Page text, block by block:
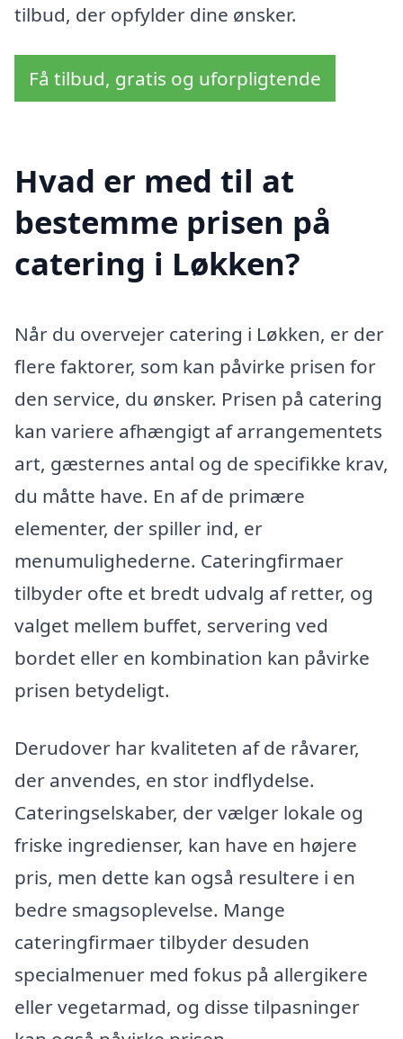
tilbud, der opfylder dine ønsker.
Få tilbud, gratis og uforpligtende
Hvad er med til at
bestemme prisen på
catering i Løkken?
Når du overvejer catering i Løkken, er der
flere faktorer, som kan påvirke prisen for
den service, du ønsker. Prisen på catering
kan variere afhængigt af arrangementets
art, gæsternes antal og de specifikke krav,
du måtte have. En af de primære
elementer, der spiller ind, er
menumulighederne. Cateringfirmaer
tilbyder ofte et bredt udvalg af retter, og
valget mellem buffet, servering ved
bordet eller en kombination kan påvirke
prisen betydeligt.
Derudover har kvaliteten af de råvarer,
der anvendes, en stor indflydelse.
Cateringselskaber, der vælger lokale og
friske ingredienser, kan have en højere
pris, men dette kan også resultere i en
bedre smagsoplevelse. Mange
cateringfirmaer tilbyder desuden
specialmenuer med fokus på allergikere
eller vegetarmad, og disse tilpasninger